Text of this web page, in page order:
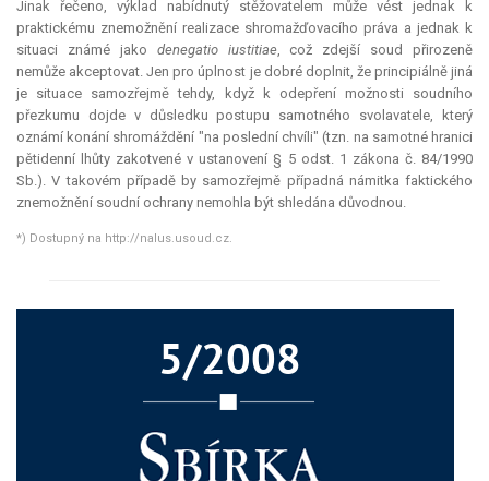
Jinak řečeno, výklad nabídnutý stěžovatelem může vést jednak k
praktickému znemožnění realizace shromažďovacího práva a jednak k
situaci známé jako denegatio iustitiae, což zdejší soud přirozeně
nemůže akceptovat. Jen pro úplnost je dobré doplnit, že principiálně jiná
je situace samozřejmě tehdy, když k odepření možnosti soudního
přezkumu dojde v důsledku postupu samotného svolavatele, který
oznámí konání shromáždění "na poslední chvíli" (tzn. na samotné hranici
pětidenní lhůty zakotvené v ustanovení § 5 odst. 1 zákona č. 84/1990
Sb.). V takovém případě by samozřejmě případná námitka faktického
znemožnění soudní ochrany nemohla být shledána důvodnou.
*) Dostupný na http://nalus.usoud.cz.